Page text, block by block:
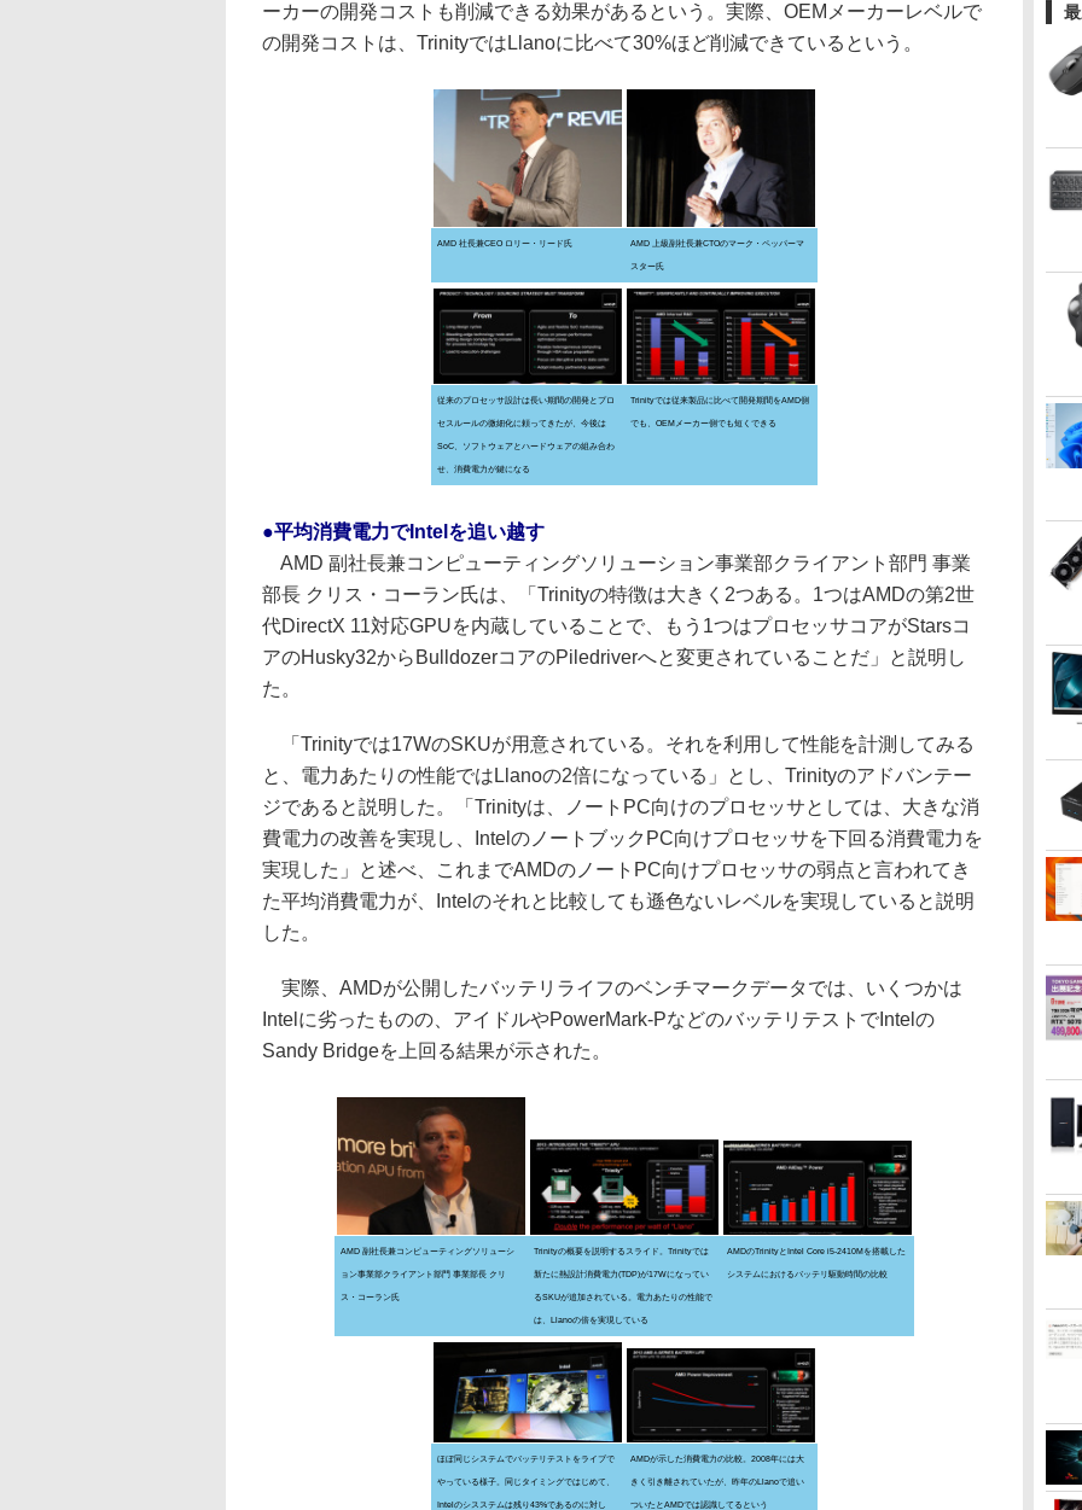
ーカーの開発コストも削減できる効果があるという。実際、OEMメーカーレベルで
の開発コストは、TrinityではLlanoに比べて30%ほど削減できているという。
AMD 社長兼CEO ロリー・リード氏 AMD 上級副社長兼CTOのマーク・ペッパーマ
スター氏
従来のプロセッサ設計は長い期間の開発とプロ
セスルールの微細化に頼ってきたが、今後は
SoC、ソフトウェアとハードウェアの組み合わ
せ、消費電力が鍵になる
Trinityでは従来製品に比べて開発期間をAMD側
でも、OEMメーカー側でも短くできる
●平均消費電力でIntelを追い越す
AMD 副社長兼コンピューティングソリューション事業部クライアント部門 事業
部長 クリス・コーラン氏は、「Trinityの特徴は大きく2つある。1つはAMDの第2世
代DirectX 11対応GPUを内蔵していることで、もう1つはプロセッサコアがStarsコ
アのHusky32からBulldozerコアのPiledriverへと変更されていることだ」と説明し
た。
「Trinityでは17WのSKUが用意されている。それを利用して性能を計測してみる
と、電力あたりの性能ではLlanoの2倍になっている」とし、Trinityのアドバンテー
ジであると説明した。「Trinityは、ノートPC向けのプロセッサとしては、大きな消
費電力の改善を実現し、IntelのノートブックPC向けプロセッサを下回る消費電力を
実現した」と述べ、これまでAMDのノートPC向けプロセッサの弱点と言われてき
た平均消費電力が、Intelのそれと比較しても遜色ないレベルを実現していると説明
した。
実際、AMDが公開したバッテリライフのベンチマークデータでは、いくつかは
Intelに劣ったものの、アイドルやPowerMark-PなどのバッテリテストでIntelの
Sandy Bridgeを上回る結果が示された。
AMD 副社長兼コンピューティングソリューシ
ョン事業部クライアント部門 事業部長 クリ
ス・コーラン氏
Trinityの概要を説明するスライド。Trinityでは
新たに熱設計消費電力(TDP)が17Wになってい
るSKUが追加されている。電力あたりの性能で
は、Llanoの倍を実現している
AMDのTrinityとIntel Core i5-2410Mを搭載した
システムにおけるバッテリ駆動時間の比較
ほぼ同じシステムでバッテリテストをライブで
やっている様子。同じタイミングではじめて、
Intelのシスステムは残り43%であるのに対し
AMDが示した消費電力の比較。2008年には大
きく引き離されていたが、昨年のLlanoで追い
ついたとAMDでは認識してるという